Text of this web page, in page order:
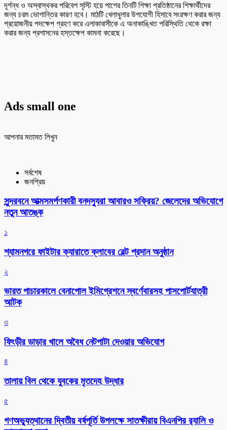
দূর্গন্ধ ও অস্বাস্থকর পরিবেশ সৃস্টি হয়ে পাশের তিনটি শিক্ষা প্রতিষ্ঠানের শিক্ষার্থীদের
জন্য চরম ভোগান্তির কারণ হবে। মাঠটি খেলাধুলার উপযোগী হিসাবে সংরক্ষণ করার জন্য
প্রয়োজনীয় পদক্ষেপ গ্রহণ করে এলাকাবাসীকে এ অনাকাঙ্খিত পরিস্থিতি থেকে রক্ষা
করার জন্য প্রশাসনের হস্তক্ষেপ কামনা করেছে।
Ads small one
আপনার মতামত লিখুন
সর্বশেষ
জনপ্রিয়
সুন্দরবনে আত্মসমর্পণকারী বনদস্যুরা আবারও সক্রিয়? জেলেদের অভিযোগে
নতুন আতঙ্ক
১
শ্যামনগরে ফাইটার ক্যারাতে ক্লাবের বেল্ট প্রদান অনুষ্ঠান
২
ভারত পাচারকালে বেনাপোল ইমিগ্রেশনে স্বর্ণেবারসহ পাসপোর্টযাত্রী
আটক
৩
ফিংড়ীর ডাড়ার খালে অবৈধ নেটপাটা দেওয়ার অভিযোগ
৪
তালায় বিল থেকে যুবকের মৃতদেহ উদ্ধার
৫
গণঅভ্যুত্থানের দ্বিতীয় বর্ষপূর্তি উপলক্ষে সাতক্ষীরায় বিএনপির র‌্যালি ও